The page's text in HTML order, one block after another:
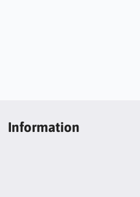
Information